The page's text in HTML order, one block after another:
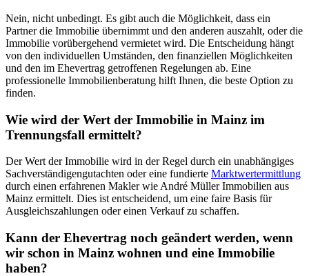
Nein, nicht unbedingt. Es gibt auch die Möglichkeit, dass ein
Partner die Immobilie übernimmt und den anderen auszahlt, oder die
Immobilie vorübergehend vermietet wird. Die Entscheidung hängt
von den individuellen Umständen, den finanziellen Möglichkeiten
und den im Ehevertrag getroffenen Regelungen ab. Eine
professionelle Immobilienberatung hilft Ihnen, die beste Option zu
finden.
Wie wird der Wert der Immobilie in Mainz im
Trennungsfall ermittelt?
Der Wert der Immobilie wird in der Regel durch ein unabhängiges
Sachverständigengutachten oder eine fundierte Marktwertermittlung
durch einen erfahrenen Makler wie André Müller Immobilien aus
Mainz ermittelt. Dies ist entscheidend, um eine faire Basis für
Ausgleichszahlungen oder einen Verkauf zu schaffen.
Kann der Ehevertrag noch geändert werden, wenn
wir schon in Mainz wohnen und eine Immobilie
haben?